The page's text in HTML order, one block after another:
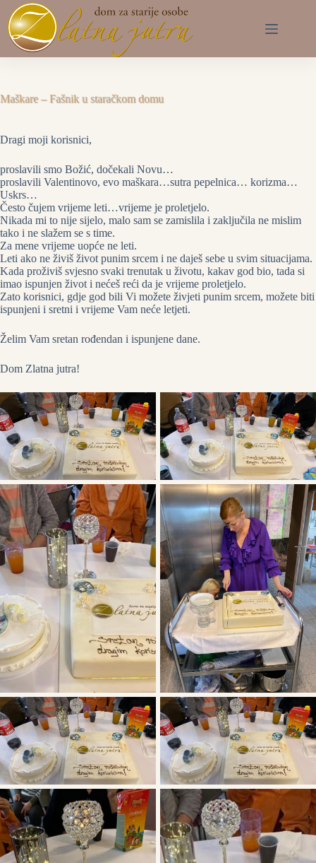
Preskoči
na
sadržaj
Maškare – Fašnik u staračkom domu
Dragi moji korisnici,
proslavili smo Božić, dočekali Novu…
proslavili Valentinovo, evo maškara…sutra pepelnica… korizma…
Uskrs…
Često čujem vrijeme leti…vrijeme je proletjelo.
Nikada mi to nije sijelo, malo sam se zamislila i zaključila ne mislim
tako i ne slažem se s time.
Za mene vrijeme uopće ne leti.
Leti ako ne živiš život punim srcem i ne daješ sebe u svim situacijama.
Kada proživiš svjesno svaki trenutak u životu, kakav god bio, tada si
imao ispunjen život i nećeš reći da je vrijeme proletjelo.
Zato korisnici, gdje god bili Vi možete živjeti punim srcem, možete biti
ispunjeni i sretni i vrijeme Vam neće letjeti.
Želim Vam sretan rođendan i ispunjene dane.
Dom Zlatna jutra!